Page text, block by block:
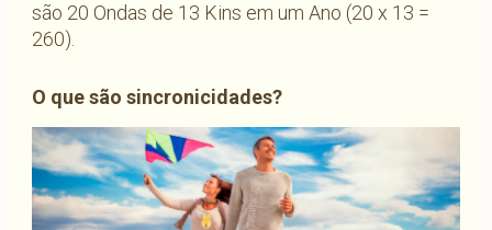
são 20 Ondas de 13 Kins em um Ano (20 x 13 =
260).
O que são sincronicidades?